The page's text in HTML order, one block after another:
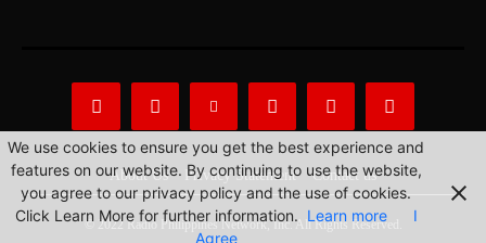
About Us Privacy Statement Contact us
© 2022 Radio Philippines Network, Inc. All Rights Reserved.
We use cookies to ensure you get the best experience and
features on our website. By continuing to use the website,
you agree to our privacy policy and the use of cookies.
Click Learn More for further information. Learn more
I
Agree